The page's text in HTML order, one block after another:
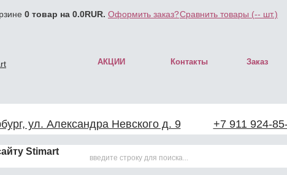
0 товар на 0.0RUR. Оформить заказ?Сравнить товары (-- шт.)
АКЦИИ Контакты Заказ
ул. Александра Невского д. 9 +7 911 924-
Stimart